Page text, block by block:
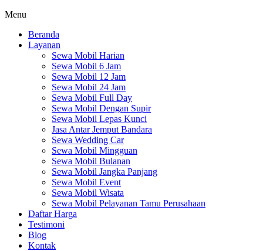
Menu
Beranda
Layanan
Sewa Mobil Harian
Sewa Mobil 6 Jam
Sewa Mobil 12 Jam
Sewa Mobil 24 Jam
Sewa Mobil Full Day
Sewa Mobil Dengan Supir
Sewa Mobil Lepas Kunci
Jasa Antar Jemput Bandara
Sewa Wedding Car
Sewa Mobil Mingguan
Sewa Mobil Bulanan
Sewa Mobil Jangka Panjang
Sewa Mobil Event
Sewa Mobil Wisata
Sewa Mobil Pelayanan Tamu Perusahaan
Daftar Harga
Testimoni
Blog
Kontak